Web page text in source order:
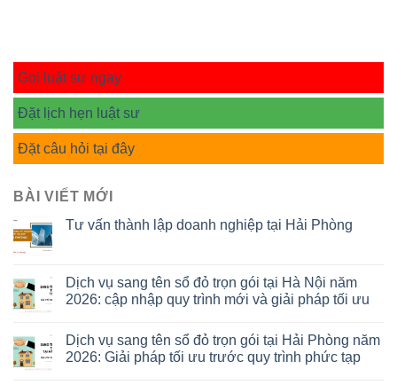
Gọi luật sư ngay
Đặt lịch hẹn luật sư
Đặt câu hỏi tại đây
BÀI VIẾT MỚI
Tư vấn thành lập doanh nghiệp tại Hải Phòng
Dịch vụ sang tên sổ đỏ trọn gói tại Hà Nội năm
2026: cập nhập quy trình mới và giải pháp tối ưu
Dịch vụ sang tên sổ đỏ trọn gói tại Hải Phòng năm
2026: Giải pháp tối ưu trước quy trình phức tạp